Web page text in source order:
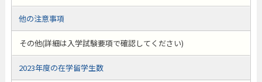
他の注意事項
その他(詳細は入学試験要項で確認してください)
2023年度の在学留学生数